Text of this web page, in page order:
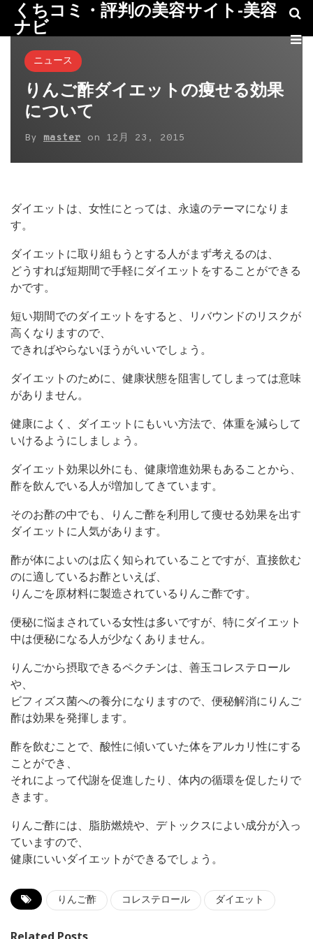
くちコミ・評判の美容サイト-美容
ナビ
ニュース
りんご酢ダイエットの痩せる効果
について
By master on 12月 23, 2015
ダイエットは、女性にとっては、永遠のテーマになりま
す。
ダイエットに取り組もうとする人がまず考えるのは、
どうすれば短期間で手軽にダイエットをすることができる
かです。
短い期間でのダイエットをすると、リバウンドのリスクが
高くなりますので、
できればやらないほうがいいでしょう。
ダイエットのために、健康状態を阻害してしまっては意味
がありません。
健康によく、ダイエットにもいい方法で、体重を減らして
いけるようにしましょう。
ダイエット効果以外にも、健康増進効果もあることから、
酢を飲んでいる人が増加してきています。
そのお酢の中でも、りんご酢を利用して痩せる効果を出す
ダイエットに人気があります。
酢が体によいのは広く知られていることですが、直接飲む
のに適しているお酢といえば、
りんごを原材料に製造されているりんご酢です。
便秘に悩まされている女性は多いですが、特にダイエット
中は便秘になる人が少なくありません。
りんごから摂取できるペクチンは、善玉コレステロール
や、
ビフィズス菌への養分になりますので、便秘解消にりんご
酢は効果を発揮します。
酢を飲むことで、酸性に傾いていた体をアルカリ性にする
ことができ、
それによって代謝を促進したり、体内の循環を促したりで
きます。
りんご酢には、脂肪燃焼や、デトックスによい成分が入っ
ていますので、
健康にいいダイエットができるでしょう。
りんご酢 コレステロール ダイエット